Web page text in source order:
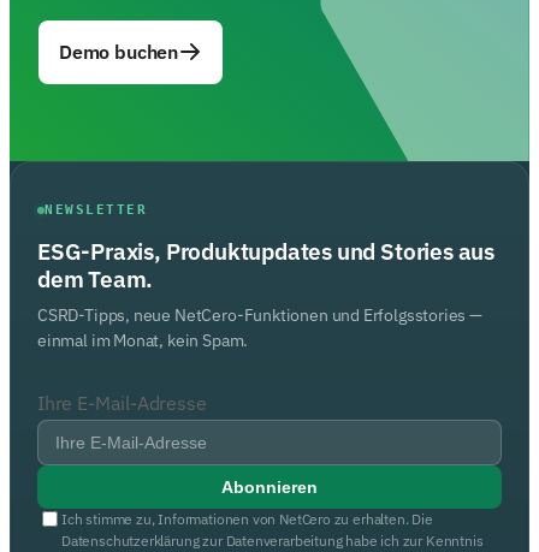
Demo buchen
NEWSLETTER
ESG-Praxis, Produktupdates und Stories aus
dem Team.
CSRD-Tipps, neue NetCero-Funktionen und Erfolgsstories —
einmal im Monat, kein Spam.
Ihre E-Mail-Adresse
Abonnieren
Ich stimme zu, Informationen von NetCero zu erhalten. Die
Datenschutzerklärung zur Datenverarbeitung habe ich zur Kenntnis